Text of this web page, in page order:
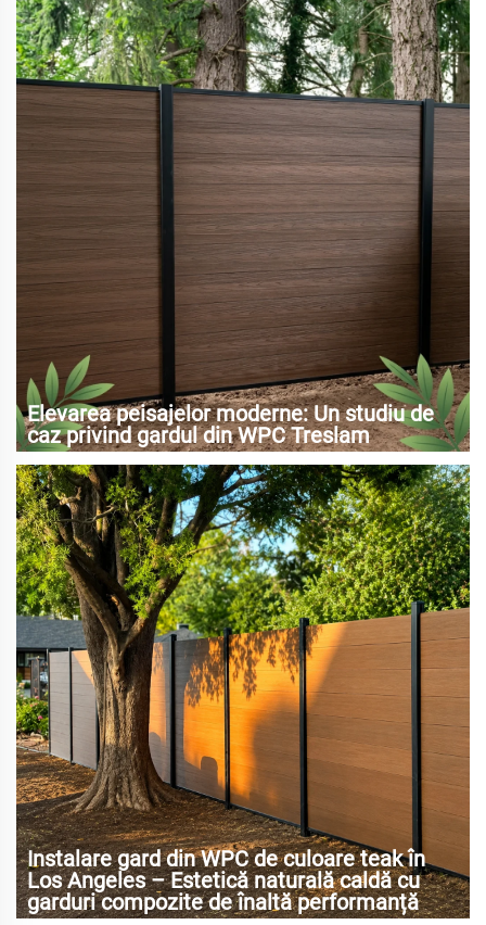
Elevarea peisajelor moderne: Un studiu de
caz privind gardul din WPC Treslam
Instalare gard din WPC de culoare teak în
Los Angeles – Estetică naturală caldă cu
garduri compozite de înaltă performanță